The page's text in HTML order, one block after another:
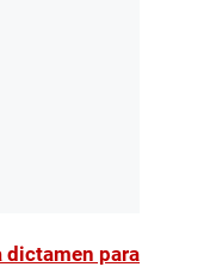
dictamen para